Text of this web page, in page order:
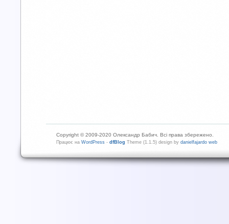
Copyright © 2009-2020 Олександр Бабич. Всі права збережено.
Працює на WordPress - dfBlog Theme (1.1.5) design by danielfajardo web